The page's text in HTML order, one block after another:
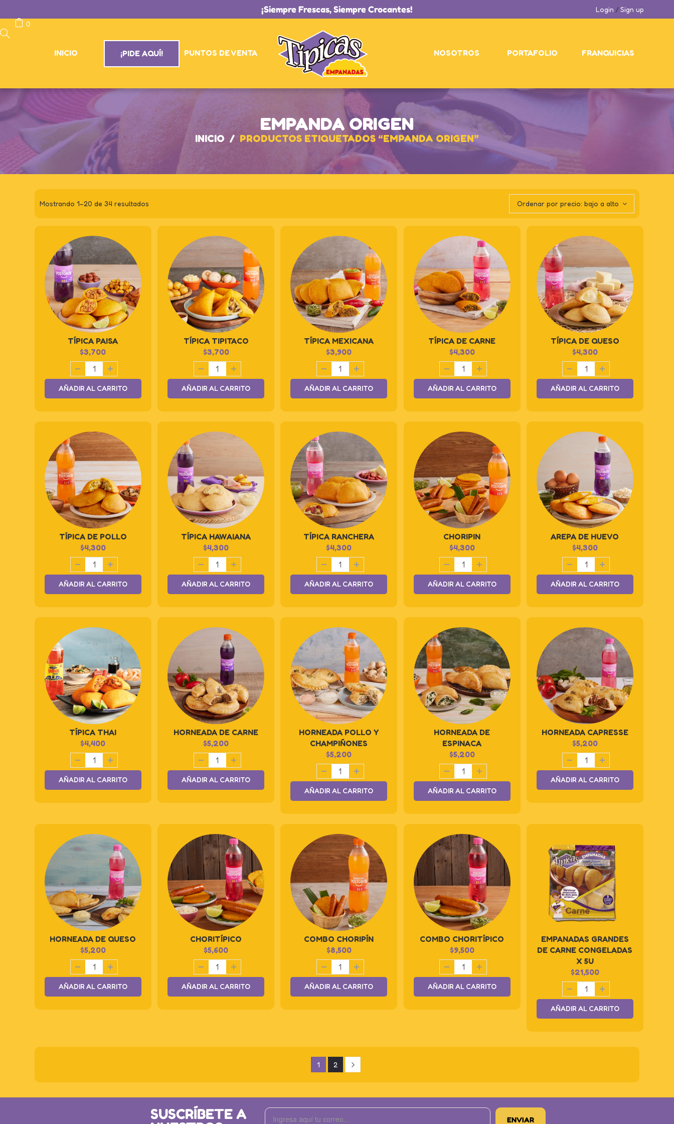
¡Siempre Frescas, Siempre Crocantes!
INICIO ¡PIDE AQUÍ! PUNTOS DE VENTA NOSOTROS PORTAFOLIO FRANQUICIAS
0
Login /Sign up
EMPANDA ORIGEN
INICIO / PRODUCTOS ETIQUETADOS “EMPANDA ORIGEN”
Mostrando 1–20 de 34 resultados Ordenar por precio: bajo a alto
TÍPICA PAISA
$3,700
AÑADIR AL CARRITO
TÍPICA TIPITACO
$3,700
AÑADIR AL CARRITO
TÍPICA MEXICANA
$3,900
AÑADIR AL CARRITO
TÍPICA DE CARNE
$4,300
AÑADIR AL CARRITO
TÍPICA DE QUESO
$4,300
AÑADIR AL CARRITO
TÍPICA DE POLLO
$4,300
AÑADIR AL CARRITO
TÍPICA HAWAIANA
$4,300
AÑADIR AL CARRITO
TÍPICA RANCHERA
$4,300
AÑADIR AL CARRITO
CHORIPIN
$4,300
AÑADIR AL CARRITO
AREPA DE HUEVO
$4,300
AÑADIR AL CARRITO
TÍPICA THAI
$4,400
AÑADIR AL CARRITO
HORNEADA DE CARNE
$5,200
AÑADIR AL CARRITO
HORNEADA POLLO Y
CHAMPIÑONES
$5,200
AÑADIR AL CARRITO
HORNEADA DE
ESPINACA
$5,200
AÑADIR AL CARRITO
HORNEADA CAPRESSE
$5,200
AÑADIR AL CARRITO
HORNEADA DE QUESO
$5,200
AÑADIR AL CARRITO
CHORITÍPICO
$5,600
AÑADIR AL CARRITO
COMBO CHORIPÍN
$8,500
AÑADIR AL CARRITO
COMBO CHORITÍPICO
$9,500
AÑADIR AL CARRITO
EMPANADAS GRANDES
DE CARNE CONGELADAS
X 5U
$21,500
AÑADIR AL CARRITO
1 2
SUSCRÍBETE A